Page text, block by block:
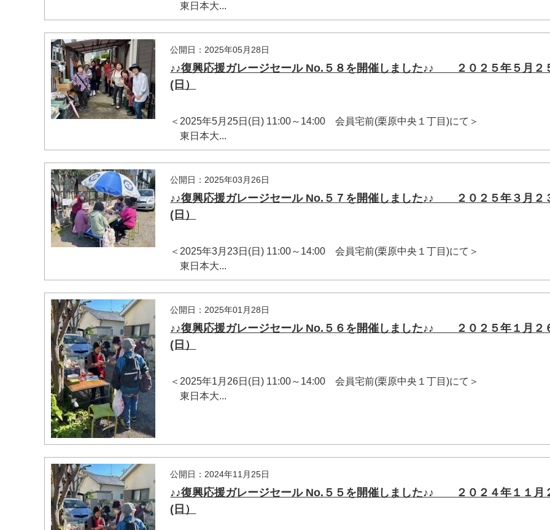
東日本大...
公開日：2025年05月28日
♪♪復興応援ガレージセール No.５８を開催しました♪♪ ２０２５年５月２
(日）
＜2025年5月25日(日) 11:00～14:00 会員宅前(栗原中央１丁目)にて＞
東日本大...
公開日：2025年03月26日
♪♪復興応援ガレージセール No.５７を開催しました♪♪ ２０２５年３月２
(日）
＜2025年3月23日(日) 11:00～14:00 会員宅前(栗原中央１丁目)にて＞
東日本大...
公開日：2025年01月28日
♪♪復興応援ガレージセール No.５６を開催しました♪♪ ２０２５年１月２
(日）
＜2025年1月26日(日) 11:00～14:00 会員宅前(栗原中央１丁目)にて＞
東日本大...
公開日：2024年11月25日
♪♪復興応援ガレージセール No.５５を開催しました♪♪ ２０２４年１１月
(日）